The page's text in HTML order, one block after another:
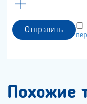
Отправить
Похожие